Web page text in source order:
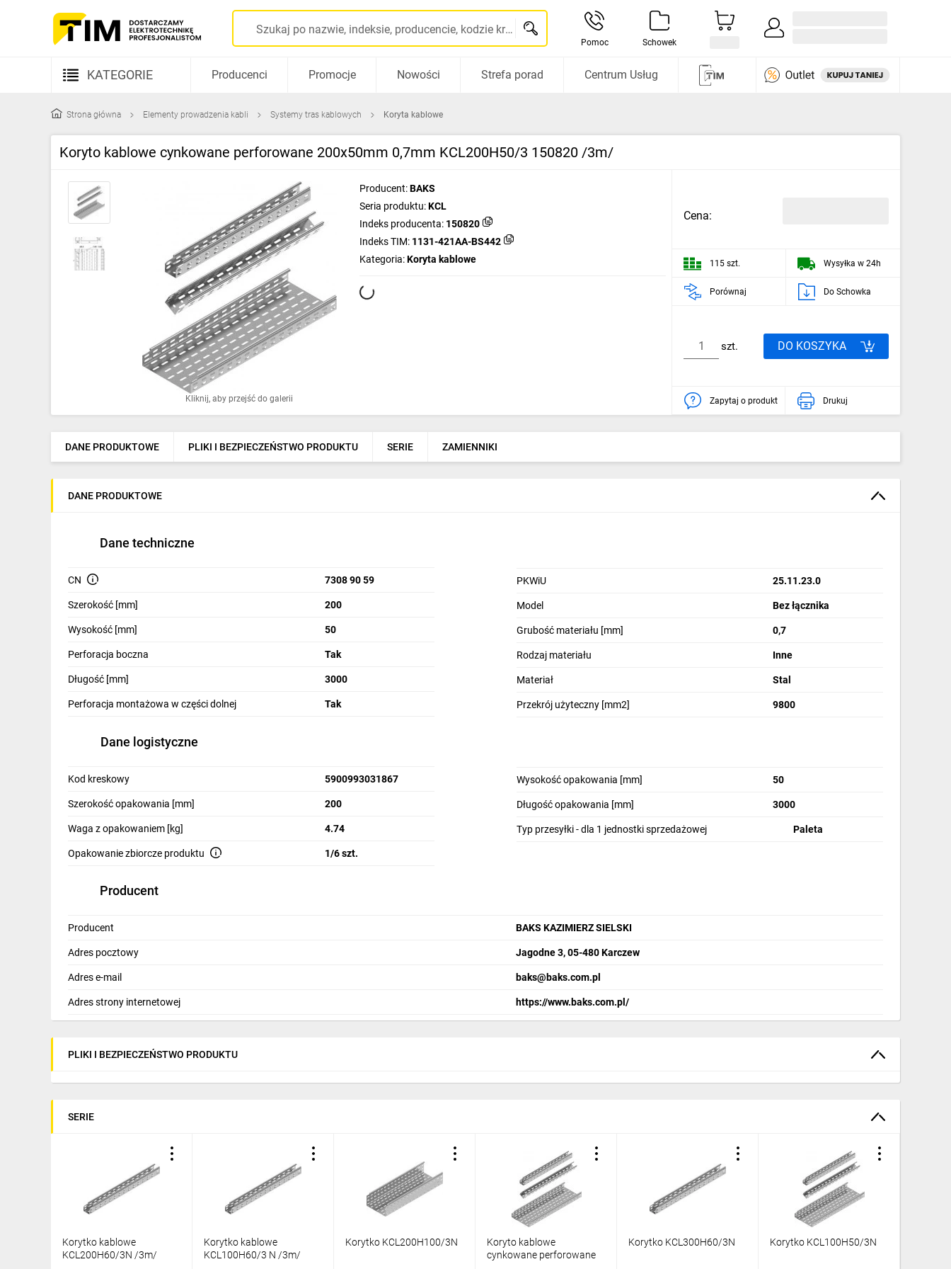
Szukaj po nazwie, indeksie, producencie, kodzie kreskowym...
Pomoc Schowek
KATEGORIE
Kable i przewody
Rozdzielnice i obudowy
Elementy prowadzenia kabli
Fotowoltaika
Gniazda i łączniki
Ogrzewanie
Elektronarzędzia i mierniki
Dom i ogród
Odzież ochronna i BHP
Inne
Smart home
Producenci Promocje Nowości Strefa porad Centrum Usług
Strona główna Elementy prowadzenia kabli Systemy tras kablowych Koryta kablowe
Koryto kablowe cynkowane perforowane 200x50mm 0,7mm KCL200H50/3 150820 /3m/
Kliknij, aby przejść do galerii
Producent:BAKS
Seria produktu:KCL
Indeks producenta: 150820
Indeks TIM: 1131-421AA-BS442
Kategoria:Koryta kablowe
Cena:
115 szt. Wysyłka w 24h
Porównaj Do Schowka
szt. DO KOSZYKA
Zapytaj o produkt Drukuj
DANE PRODUKTOWE PLIKI I BEZPIECZEŃSTWO PRODUKTU SERIE ZAMIENNIKI
DANE PRODUKTOWE
Dane techniczne
CN 7308 90 59
Szerokość [mm] 200
Wysokość [mm] 50
Perforacja boczna Tak
Długość [mm] 3000
Perforacja montażowa w części dolnej Tak
PKWiU 25.11.23.0
Model Bez łącznika
Grubość materiału [mm] 0,7
Rodzaj materiału Inne
Materiał Stal
Przekrój użyteczny [mm2] 9800
Dane logistyczne
Kod kreskowy 5900993031867
Szerokość opakowania [mm] 200
Waga z opakowaniem [kg] 4.74
Opakowanie zbiorcze produktu 1/6 szt.
Wysokość opakowania [mm] 50
Długość opakowania [mm] 3000
Typ przesyłki - dla 1 jednostki sprzedażowej Paleta
Producent
Producent BAKS KAZIMIERZ SIELSKI
Adres pocztowy Jagodne 3, 05-480 Karczew
Adres e-mail baks@baks.com.pl
Adres strony internetowej https://www.baks.com.pl/
PLIKI I BEZPIECZEŃSTWO PRODUKTU
SERIE
Korytko kablowe
KCL200H60/3N /3m/
Korytko kablowe
KCL100H60/3 N /3m/
Korytko KCL200H100/3N
Koryto kablowe
cynkowane perforowane
Korytko KCL300H60/3N Korytko KCL100H50/3N